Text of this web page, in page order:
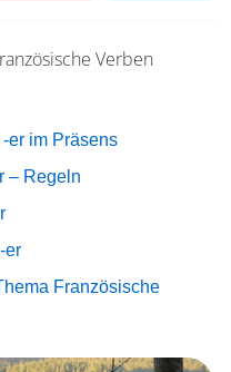
Verben
er im Präsens
– Regeln
er
Französische